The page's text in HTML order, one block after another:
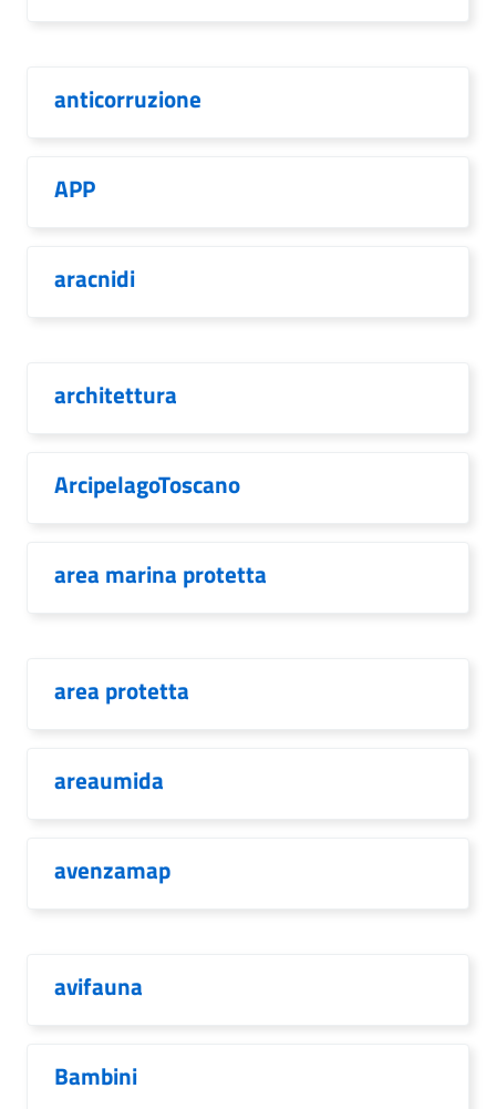
anticorruzione
APP
aracnidi
architettura
ArcipelagoToscano
area marina protetta
area protetta
areaumida
avenzamap
avifauna
Bambini